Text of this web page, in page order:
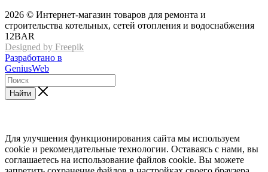
2026 © Интернет-магазин товаров для ремонта и
строительства котельных, сетей отопления и водоснабжения
12BAR
Designed by Freepik
Разработано в
GeniusWeb
Найти
Для улучшения функционирования сайта мы используем
cookie и рекомендательные технологии. Оставаясь с нами, вы
соглашаетесь на использование файлов cookie. Вы можете